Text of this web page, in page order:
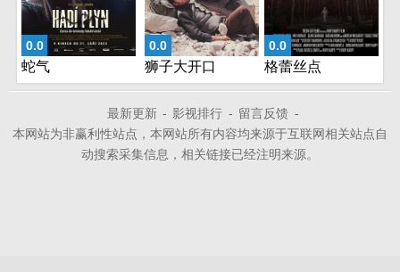
0.0
蛇气
0.0
狮子大开口
0.0
格蕾丝点
最新更新 - 影视排行 - 留言反馈 -
本网站为非赢利性站点，本网站所有内容均来源于互联网相关站点自
动搜索采集信息，相关链接已经注明来源。